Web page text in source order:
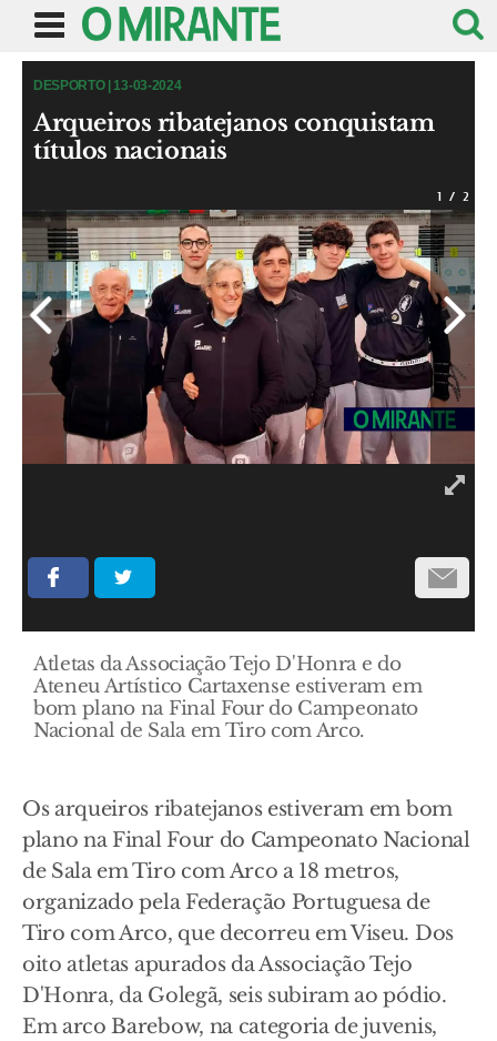
DESPORTO | 13-03-2024
Arqueiros ribatejanos conquistam
títulos nacionais
1 / 2
Atletas da Associação Tejo D'Honra e do
Ateneu Artístico Cartaxense estiveram em
bom plano na Final Four do Campeonato
Nacional de Sala em Tiro com Arco.
Os arqueiros ribatejanos estiveram em bom
plano na Final Four do Campeonato Nacional
de Sala em Tiro com Arco a 18 metros,
organizado pela Federação Portuguesa de
Tiro com Arco, que decorreu em Viseu. Dos
oito atletas apurados da Associação Tejo
D'Honra, da Golegã, seis subiram ao pódio.
Em arco Barebow, na categoria de juvenis,